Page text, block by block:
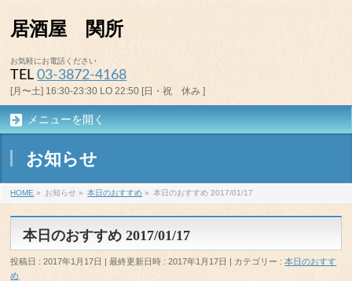
居酒屋 関所
お気軽にお電話ください
TEL03-3872-4168
[月〜土] 16:30-23:30 LO 22:50 [日・祝 休み ]
メニューを開く
お知らせ
HOME » お知らせ » 本日のおすすめ » 本日のおすすめ 2017/01/17
本日のおすすめ 2017/01/17
投稿日 : 2017年1月17日 最終更新日時 : 2017年1月17日 カテゴリー :本日のおすす
め